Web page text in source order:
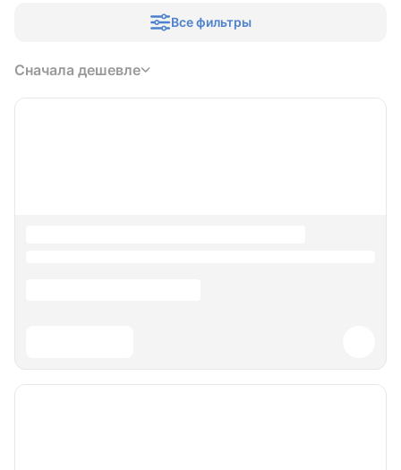
Все фильтры
Сначала дешевле